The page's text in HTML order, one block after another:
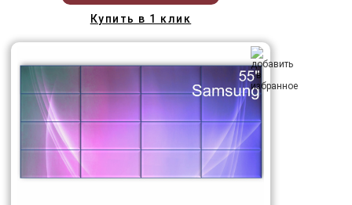
Купить в 1 клик